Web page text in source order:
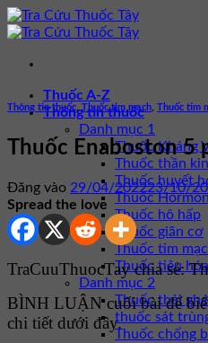
Bỏ
qua
dung
Thuốc A-Z
Thông tin thuốc
Danh mục 1
Thuốc Kháng
Thuốc thần
Thuốc huyết
Thuốc
Thuốc hô hấp
Thuốc giãn cơ
Thuốc tim
Thuốc tiêu
Danh mục 2
Thuốc thải
thuốc sát
Thuốc chống
Thông tin thuốc Thuốc tim mạch Thuốc tim
Thuốc Enaboston 5
Đăng vào 29/04/202223/10/
Spread the love
TraCuuThuocTay chia sẻ:
BÌNH LUẬN cuối bài để
chi tiết dưới đây.